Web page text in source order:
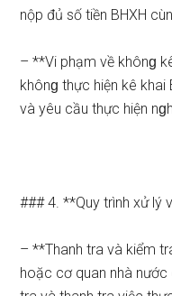
nộp đủ số tiền BHXH
– **Vi phạm về khônɡ
khônɡ thực hiện kê khai
và yêu cầu thực hiện
### 4. **Quy trình xử lý
– **Thanh tra và kiểm
hoặc cơ quan nhà nước